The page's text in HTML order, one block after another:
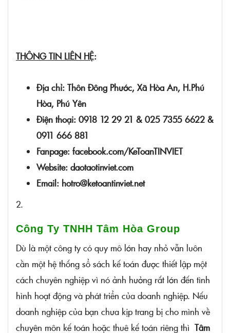
THÔNG TIN LIÊN HỆ:
Địa chỉ: Thôn Đông Phước, Xã Hòa An, H.Phú
Hòa, Phú Yên
Điện thoại: 0918 12 29 21 & 025 7355 6622 &
0911 666 881
Fanpage: facebook.com/KeToanTINVIET
Website: daotaotinviet.com
Email: hotro@ketoantinviet.net
2.
Công Ty TNHH Tâm Hòa Group
Dù là một công ty có quy mô lớn hay nhỏ vẫn luôn
cần một hệ thống sổ sách kế toán được thiết lập một
cách chuyên nghiệp vì nó ảnh hưởng rất lớn đến tình
hình hoạt động và phát triển của doanh nghiệp. Nếu
doanh nghiệp của bạn chưa kịp trang bị cho mình về
chuyên môn kế toán hoặc thuê kế toán riêng thì Tâm